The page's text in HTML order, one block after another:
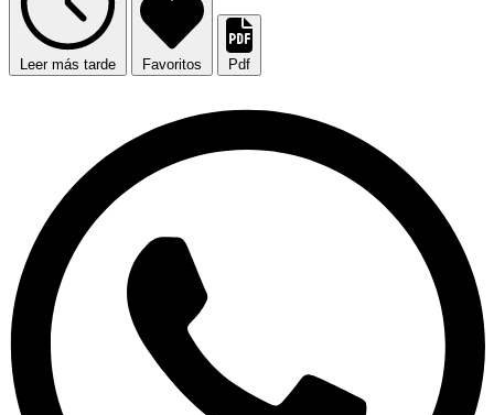
Leer más tarde Favoritos Pdf